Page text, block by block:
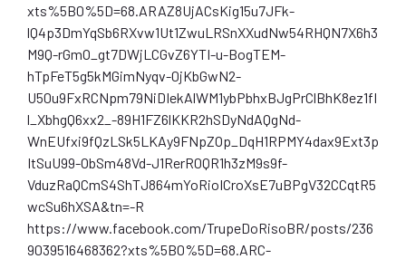
xts%5B0%5D=68.ARAZ8UjACsKig15u7JFk-
lQ4p3DmYqSb6RXvw1Ut1ZwuLRSnXXudNw54RHQN7X6h3
M9Q-rGmO_gt7DWjLCGvZ6YTI-u-BogTEM-
hTpFeT5g5kMGimNyqv-0jKbGwN2-
U50u9FxRCNpm79NiDIekAlWM1ybPbhxBJgPrClBhK8ez1fI
l_XbhgQ6xx2_-89H1FZ6lKKR2hSDyNdAQgNd-
WnEUfxi9fQzLSk5LKAy9FNpZOp_DqH1RPMY4dax9Ext3p
ItSuU99-ObSm48Vd-J1RerR0QR1h3zM9s9f-
VduzRaQCmS4ShTJ864mYoRioICroXsE7uBPgV32CCqtR5
wcSu6hXSA&tn=-R
https://www.facebook.com/TrupeDoRisoBR/posts/236
9039516468362?xts%5B0%5D=68.ARC-